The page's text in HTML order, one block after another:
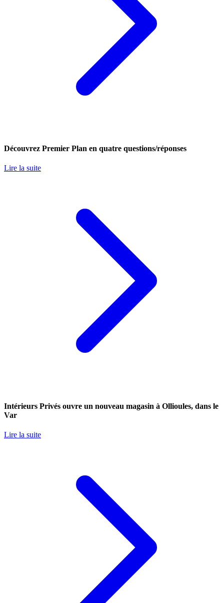
Découvrez Premier Plan en quatre questions/réponses
Lire la suite
Intérieurs Privés ouvre un nouveau magasin à Ollioules, dans le
Var
Lire la suite